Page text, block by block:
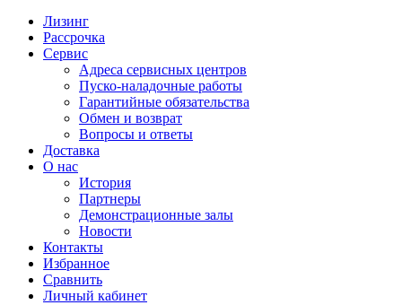
Лизинг
Рассрочка
Сервис
Адреса сервисных центров
Пуско-наладочные работы
Гарантийные обязательства
Обмен и возврат
Вопросы и ответы
Доставка
О нас
История
Партнеры
Демонстрационные залы
Новости
Контакты
Избранное
Сравнить
Личный кабинет